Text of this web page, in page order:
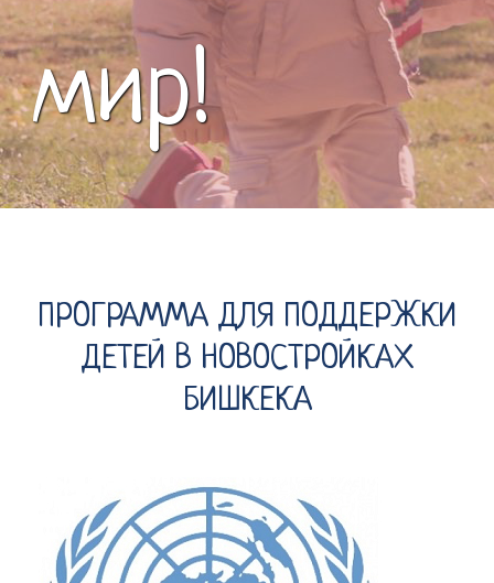
мир!
ПРОГРАММА ДЛЯ ПОДДЕРЖКИ
ДЕТЕЙ В НОВОСТРОЙКАХ
БИШКЕКА